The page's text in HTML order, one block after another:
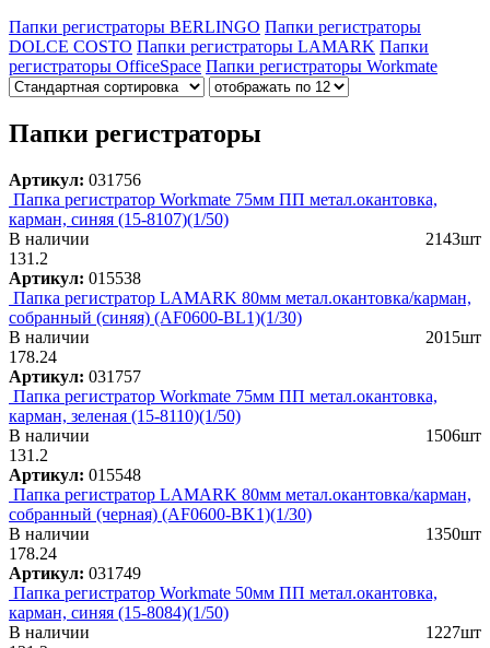
Папки регистраторы BERLINGO Папки регистраторы
DOLCE COSTO Папки регистраторы LAMARK Папки
регистраторы OfficeSpace Папки регистраторы Workmate
Папки регистраторы
Артикул: 031756
Папка регистратор Workmate 75мм ПП метал.окантовка,
карман, синяя (15-8107)(1/50)
В наличии
2143шт
131.2
Артикул: 015538
Папка регистратор LAMARK 80мм метал.окантовка/карман,
собранный (синяя) (AF0600-BL1)(1/30)
В наличии
2015шт
178.24
Артикул: 031757
Папка регистратор Workmate 75мм ПП метал.окантовка,
карман, зеленая (15-8110)(1/50)
В наличии
1506шт
131.2
Артикул: 015548
Папка регистратор LAMARK 80мм метал.окантовка/карман,
собранный (черная) (AF0600-BK1)(1/30)
В наличии
1350шт
178.24
Артикул: 031749
Папка регистратор Workmate 50мм ПП метал.окантовка,
карман, синяя (15-8084)(1/50)
В наличии
1227шт